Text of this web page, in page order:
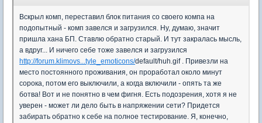
Вскрыл комп, переставил блок питания со своего компа на
подопытный - комп завелся и загрузился. Ну, думаю, значит
пришла хана БП. Ставлю обратно старый. И тут закралась мысль,
а вдруг... И ничего себе тоже завелся и загрузился
http://forum.klimovs...tyle_emoticons/default/huh.gif . Привезли на
место постоянного проживания, он проработал около минут
сорока, потом его выключили, а когда включили - опять та же
ботва! Вот и не понятно в чем фигня. Есть подозрения, хотя я не
уверен - может ли дело быть в напряжении сети? Придется
забирать обратно к себе на полное тестирование. Я, конечно,